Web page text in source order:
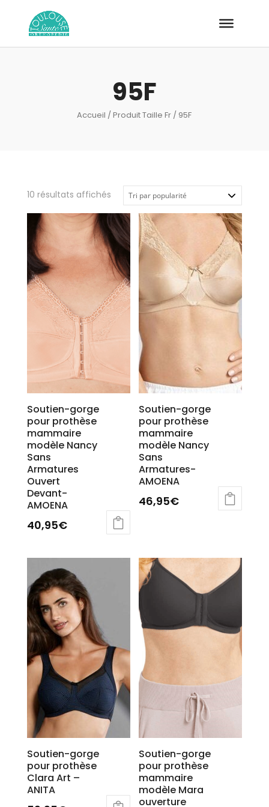
95F
Accueil / Produit Taille Fr / 95F
10 résultats affichésTrié
par
popularité
Soutien-gorge
pour prothèse
mammaire
modèle Nancy
Sans
Armatures
Ouvert
Devant-
AMOENA
40,95€
plusieurs
variations.
Les
options
peuvent
être
choisies
sur
page
du
produit
Soutien-gorge
pour prothèse
mammaire
modèle Nancy
Sans
Armatures-
AMOENA
46,95€
Soutien-gorge
pour prothèse
Clara Art –
ANITA
Soutien-gorge
pour prothèse
mammaire
modèle Mara
ouverture